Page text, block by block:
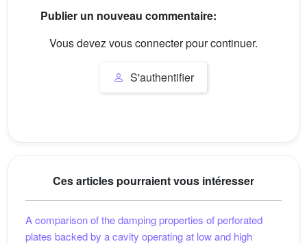
Publier un nouveau commentaire:
Vous devez vous connecter pour continuer.
S'authentifier
Ces articles pourraient vous intéresser
A comparison of the damping properties of perforated
plates backed by a cavity operating at low and high